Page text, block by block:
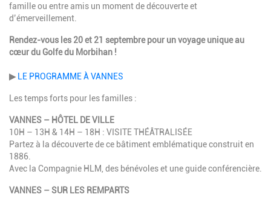
famille ou entre amis un moment de découverte et
d’émerveillement.
Rendez-vous les 20 et 21 septembre pour un voyage unique au
cœur du Golfe du Morbihan !
▶ LE PROGRAMME À VANNES
Les temps forts pour les familles :
VANNES – HÔTEL DE VILLE
10H – 13H & 14H – 18H : VISITE THÉÂTRALISÉE
Partez à la découverte de ce bâtiment emblématique construit en
1886.
Avec la Compagnie HLM, des bénévoles et une guide conférencière.
VANNES – SUR LES REMPARTS